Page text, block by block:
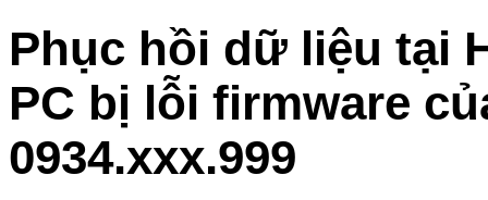
Phục hồi dữ liệu tại
PC bị lỗi firmware
0934.xxx.999